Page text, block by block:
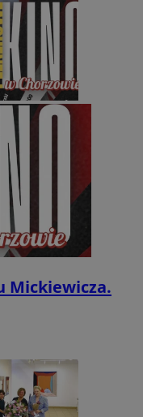
Mickiewicza.